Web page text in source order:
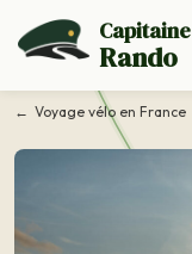
Capitaine
Rando
Voyage vélo en France